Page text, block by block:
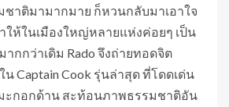
าติมามากมาย ก็หวนกลับมาเอาใจ
ให้ในเมืองใหญ่หลายแห่งค่อยๆ เป็น
กกว่าเดิม Rado จึงถ่ายทอดจิต
Captain Cook รุ่นล่าสุด ที่โดดเด่น
ะกอกด้าน สะท้อนภาพธรรมชาติอัน